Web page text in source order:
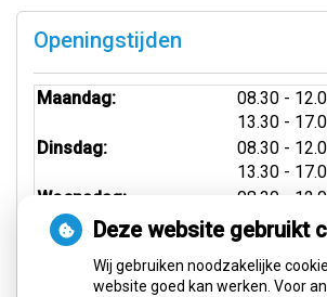
Openingstijden
Maandag: 08.30 tot
-
13.30 tot
-
Dinsdag:
08.30 tot
-
13.30 tot
-
Woensdag:
08.30 tot
-
13.30tot
-
Donderdag:
08.30
13.30 tot
-
Deze website gebruikt
Wij gebruiken noodzakelijke
website goed kan werken. Voor